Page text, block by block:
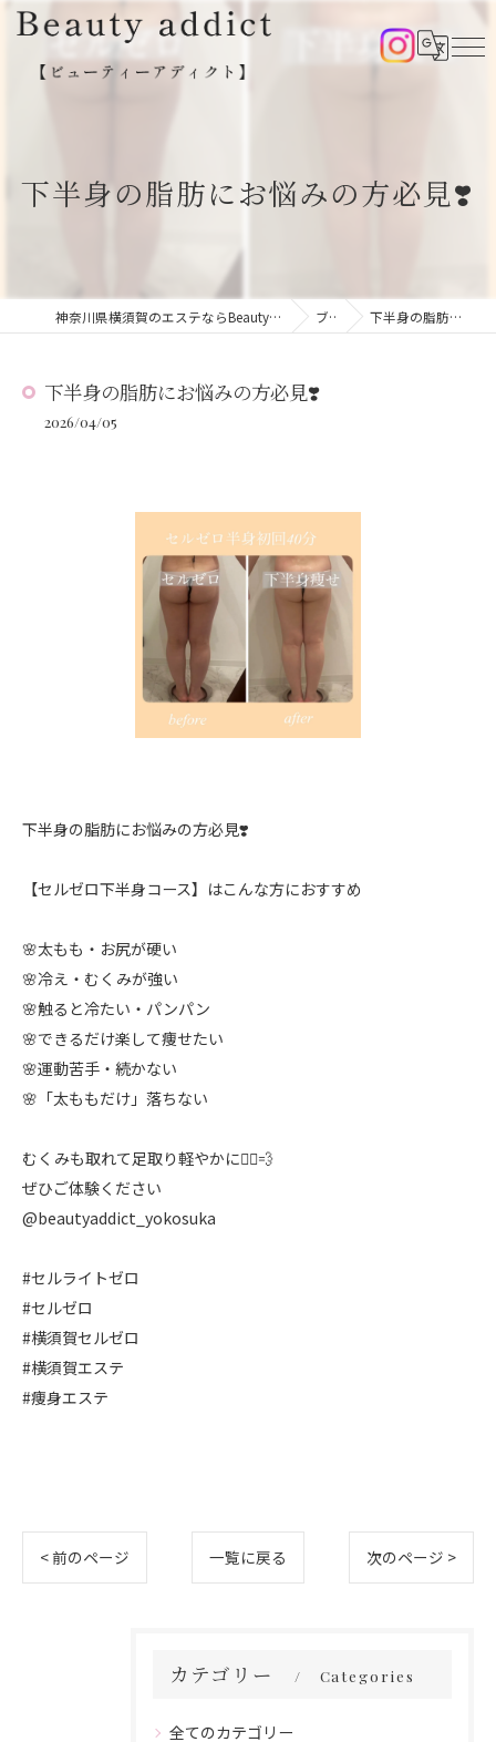
下半身の脂肪にお悩みの方必見❣️
神奈川県横須賀のエステならBeauty addict【ビューティーアディクト】 ブログ 下半身の脂肪にお悩みの方必見❣️
下半身の脂肪にお悩みの方必見❣️
2026/04/05
下半身の脂肪にお悩みの方必見❣️
【セルゼロ下半身コース】はこんな方におすすめ
🌸太もも・お尻が硬い
🌸冷え・むくみが強い
🌸触ると冷たい・パンパン
🌸できるだけ楽して痩せたい
🌸運動苦手・続かない
🌸「太ももだけ」落ちない
むくみも取れて足取り軽やかに🏃‍♀️💨
ぜひご体験ください
@beautyaddict_yokosuka
#セルライトゼロ
#セルゼロ
#横須賀セルゼロ
#横須賀エステ
#痩身エステ
< 前のページ 一覧に戻る 次のページ >
カテゴリー Categories
全てのカテゴリー